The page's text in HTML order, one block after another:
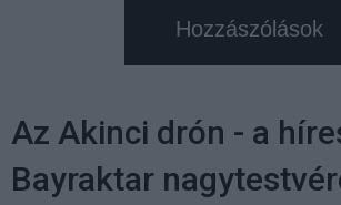
Hozzászólások
Az Akinci drón - a
Bayraktar